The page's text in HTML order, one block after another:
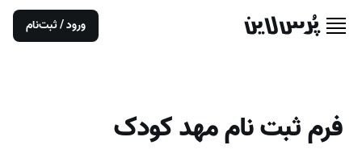
ورود / ثبت‌نام
فرم ثبت نام مهد کودک